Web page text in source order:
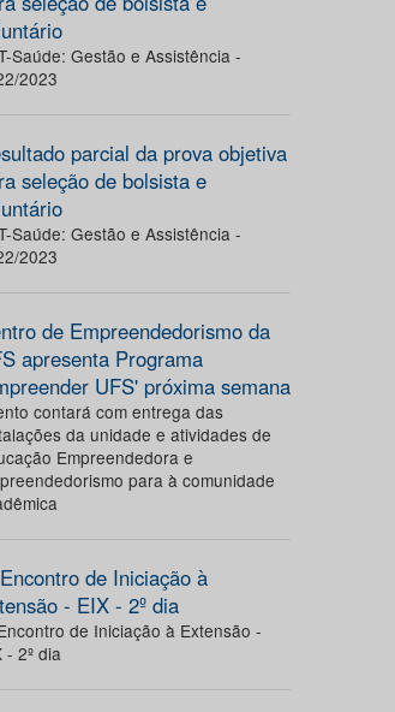
Saúde: Gestão e Assistência -
2023
parcial da prova objetiva
seleção de bolsista e
Saúde: Gestão e Assistência -
2023
de Empreendedorismo da
apresenta Programa
UFS' próxima semana
contará com entrega das
da unidade e atividades de
Empreendedora e
para à comunidade
de Iniciação à
- EIX - 2º dia
de Iniciação à Extensão -
- 2º dia